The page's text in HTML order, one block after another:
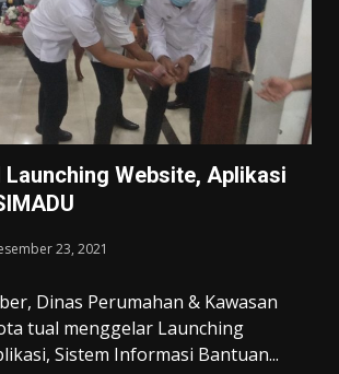
Launching Website, Aplikasi
23, 2021
Dinas Perumahan & Kawasan
tual menggelar Launching
Sistem Informasi Bantuan...